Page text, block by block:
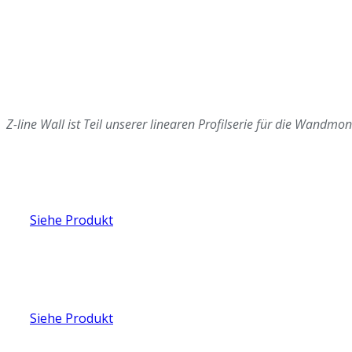
Z-line Wall ist Teil unserer linearen Profilserie für die
Siehe Produkt
Siehe Produkt